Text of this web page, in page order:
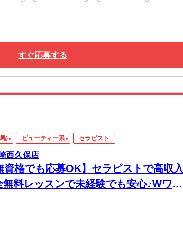
すぐ応募する
) ビューティー系 セラピスト
西久保店
資格でも応募OK】セラピストで高収入
無料レッスンで未経験でも安心♪Wワー